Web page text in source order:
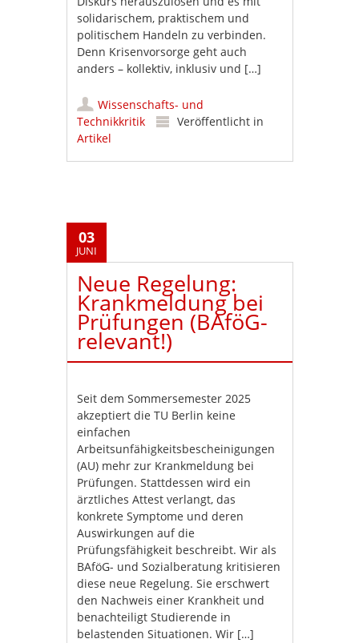
solidarischem, praktischem und
politischem Handeln zu verbinden.
Denn Krisenvorsorge geht auch
anders – kollektiv, inklusiv und […]
Wissenschafts- und
Technikkritik
Veröffentlicht in
Artikel
03
JUNI
Neue Regelung:
Krankmeldung bei
Prüfungen (BAföG-
relevant!)
Seit dem Sommersemester 2025
akzeptiert die TU Berlin keine
einfachen
Arbeitsunfähigkeitsbescheinigungen
(AU) mehr zur Krankmeldung bei
Prüfungen. Stattdessen wird ein
ärztliches Attest verlangt, das
konkrete Symptome und deren
Auswirkungen auf die
Prüfungsfähigkeit beschreibt. Wir als
BAföG- und Sozialberatung kritisieren
diese neue Regelung. Sie erschwert
den Nachweis einer Krankheit und
benachteiligt Studierende in
belastenden Situationen. Wir […]